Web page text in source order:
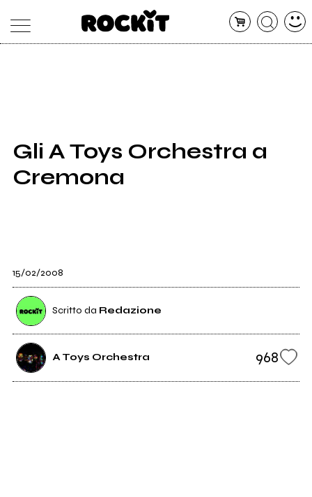
SHOP
RADIO
Gli A Toys Orchestra a
Cremona
15/02/2008
Scritto da Redazione
A Toys Orchestra 968